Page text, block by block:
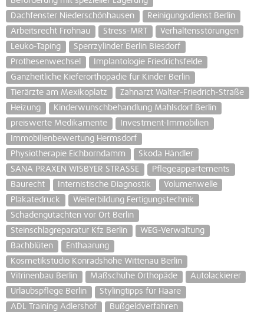
Dachfenster Niederschönhausen
Reinigungsdienst Berlin
Arbeitsrecht Frohnau
Stress-MRT
Verhaltensstörungen
Leuko-Taping
Sperrzylinder Berlin Biesdorf
Prothesenwechsel
Implantologie Friedrichsfelde
Ganzheitliche Kieferorthopädie für Kinder Berlin
Tierärzte am Mexikoplatz
Zahnarzt Walter-Friedrich-Straße
Heizung
Kinderwunschbehandlung Mahlsdorf Berlin
preiswerte Medikamente
Investment-Immobilien
Immobilienbewertung Hermsdorf
Physiotherapie Eichborndamm
Skoda Händler
SANA PRAXEN WISBYER STRASSE
Pflegeappartements
Baurecht
Internistische Diagnostik
Volumenwelle
Plakatedruck
Weiterbildung Fertigungstechnik
Schadengutachten vor Ort Berlin
Steinschlagreparatur Kfz Berlin
WEG-Verwaltung
Bachblüten
Enthaarung
Kosmetikstudio Konradshöhe Wittenau Berlin
Vitrinenbau Berlin
Maßschuhe Orthopäde
Autolackierer
Urlaubspflege Berlin
Stylingtipps für Haare
ADL Training Adlershof
Bußgeldverfahren